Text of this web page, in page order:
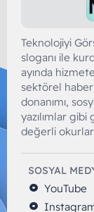
Teknolojiyi
sloganı ile
ayında
sektörel
donanımı,
yazılımlar
değerli
SOSYAL
YouTube